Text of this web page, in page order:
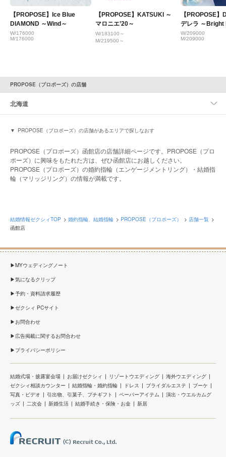
【PROPOSE】Ice Blue
DIAMOND ～Wind～
W/176000
M/176000
【PROPOSE】KATSUKI ～
マロニエ’20～
W/183100～
M/219500～
【PROPOSE
デレラ ～Bright
W/209000
M/209000
PROPOSE（プロポーズ）の店舗
北海道
PROPOSE（プロポーズ）の店舗があるエリアで探しなおす
PROPOSE（プロポーズ）函館店の店舗詳細ページです。PROPOSE（プロ
ポーズ）に興味をもたれた方は、ぜひ函館店にお越しください。
PROPOSE（プロポーズ）の婚約指輪（エンゲージメントリング）・結婚指
輪（マリッジリング）の情報が満載です。
結婚情報ゼクシィTOP 婚約指輪、結婚指輪 PROPOSE（プロポーズ）
店舗一覧
函館店
MYウェディングノート
気になるクリップ
予約・資料請求履歴
ゼクシィ PCサイト
お問合わせ
広告掲載に関するお問合わせ
プライバシーポリシー
結婚式場・披露宴会場 お届けゼクシィ リゾートウエディング
海外ウエディング
ゼクシィ相談カウンター
結婚指輪・婚約指輪 ドレス ブライダルエステ
ブーケ
写真・ビデオ
引出物、引菓子、プチギフト ペーパーアイテム
演出・ウエルカムグ
ッズ
二次会 新婚生活 結婚手続き・保険・お金 新居